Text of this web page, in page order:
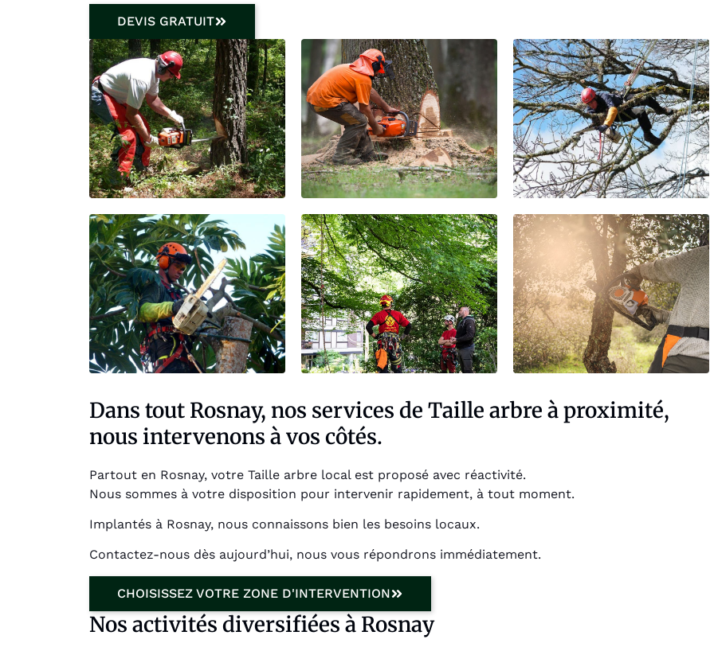
DEVIS GRATUIT
Dans tout Rosnay, nos services de Taille arbre à proximité,
nous intervenons à vos côtés.
Partout en Rosnay, votre Taille arbre local est proposé avec réactivité.
Nous sommes à votre disposition pour intervenir rapidement, à tout moment.
Implantés à Rosnay, nous connaissons bien les besoins locaux.
Contactez-nous dès aujourd’hui, nous vous répondrons immédiatement.
CHOISISSEZ VOTRE ZONE D'INTERVENTION
Nos activités diversifiées à Rosnay